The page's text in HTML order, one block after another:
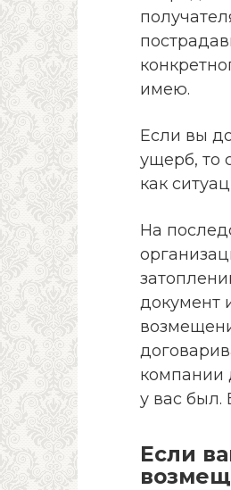
имею.
Если вы
ущерб, то
как
На
документ
компании
у вас был.
Если